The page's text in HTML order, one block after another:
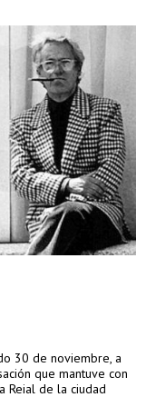
30 de noviembre, a
que mantuve con
Reial de la ciudad